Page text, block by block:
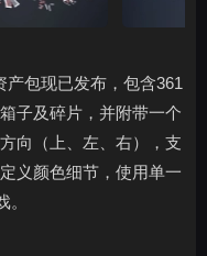
包现已发布，包含361
子及碎片，并附带一个
向（上、左、右），支
义颜色细节，使用单一